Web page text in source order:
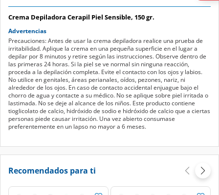
Crema Depiladora Cerapil Piel Sensible, 150 gr.
Advertencias
Precauciones: Antes de usar la crema depiladora realice una prueba de
irritabilidad. Aplique la crema en una pequeña superficie en el lugar a
depilar por 8 minutos y retire según las instrucciones. Observe dentro de
las primeras 24 horas. Si la piel se ve normal sin ninguna reacción,
proceda a la depilación completa. Evite el contacto con los ojos y labios.
No utilice en genitales, áreas perianales, oídos, pezones, nariz, ni
alrededor de los ojos. En caso de contacto accidental enjuague bajo el
chorro de agua y contacte a su médico. No se aplique sobre piel irritada o
lastimada. No se deje al alcance de los niños. Este producto contiene
tioglicolato de calcio, hidróxido de sodio e hidróxido de calcio que a ciertas
personas piede causar irritación. Una vez abierto consumase
preferentemente en un lapso no mayor a 6 meses.
Recomendados para ti